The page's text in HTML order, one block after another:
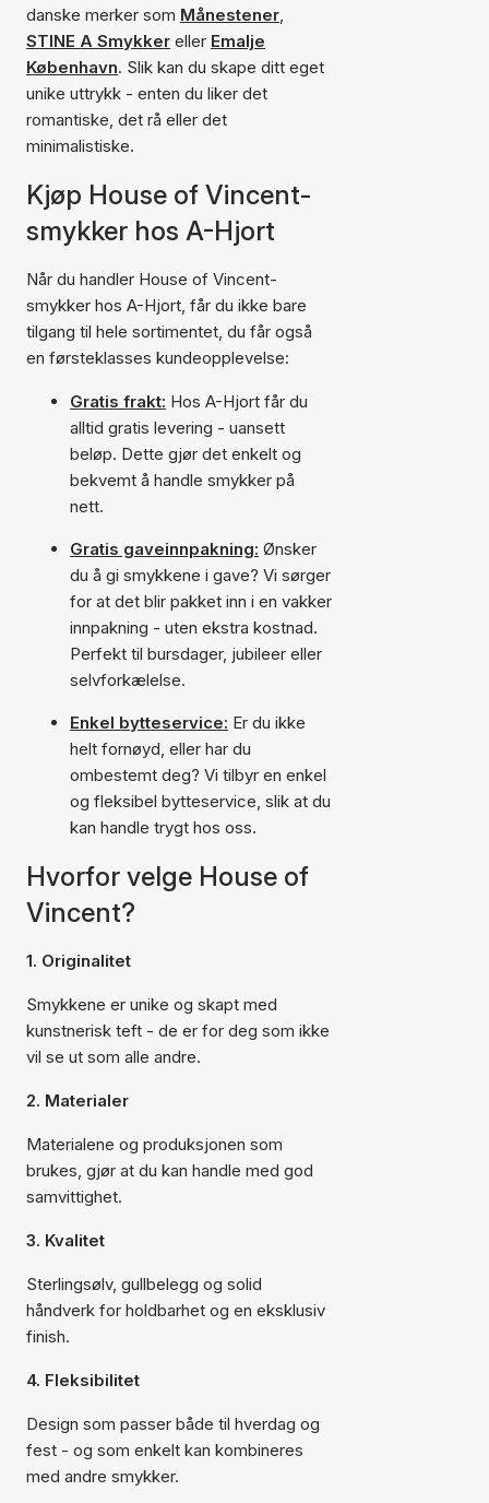
danske merker som Månestener,
STINE A Smykker eller Emalje
København. Slik kan du skape ditt eget
unike uttrykk - enten du liker det
romantiske, det rå eller det
minimalistiske.
Kjøp House of Vincent-
smykker hos A-Hjort
Når du handler House of Vincent-
smykker hos A-Hjort, får du ikke bare
tilgang til hele sortimentet, du får også
en førsteklasses kundeopplevelse:
Gratis frakt: Hos A-Hjort får du
alltid gratis levering - uansett
beløp. Dette gjør det enkelt og
bekvemt å handle smykker på
nett.
Gratis gaveinnpakning: Ønsker
du å gi smykkene i gave? Vi sørger
for at det blir pakket inn i en vakker
innpakning - uten ekstra kostnad.
Perfekt til bursdager, jubileer eller
selvforkælelse.
Enkel bytteservice: Er du ikke
helt fornøyd, eller har du
ombestemt deg? Vi tilbyr en enkel
og fleksibel bytteservice, slik at du
kan handle trygt hos oss.
Hvorfor velge House of
Vincent?
1. Originalitet
Smykkene er unike og skapt med
kunstnerisk teft - de er for deg som ikke
vil se ut som alle andre.
2. Materialer
Materialene og produksjonen som
brukes, gjør at du kan handle med god
samvittighet.
3. Kvalitet
Sterlingsølv, gullbelegg og solid
håndverk for holdbarhet og en eksklusiv
finish.
4. Fleksibilitet
Design som passer både til hverdag og
fest - og som enkelt kan kombineres
med andre smykker.